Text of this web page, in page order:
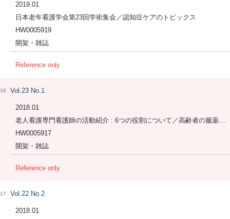
2019.01
日本老年看護学会第23回学術集会／認知症ケアのトピックス
HW0005919
開架・雑誌
Reference only
16 Vol.23 No.1
2018.01
老人看護専門看護師の活動紹介 : 6つの役割について／高齢者の服薬管理
HW0005917
開架・雑誌
Reference only
17 Vol.22 No.2
2018.01